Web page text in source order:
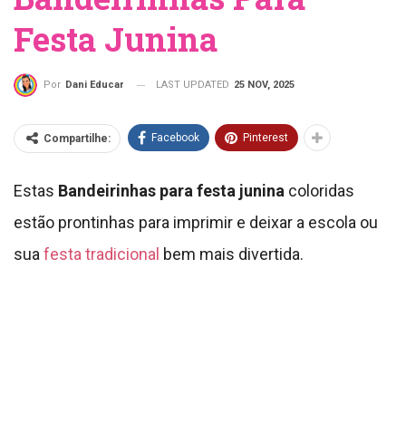
Festa Junina
Por Dani Educar LAST UPDATED 25 NOV, 2025
Compartilhe: Facebook Pinterest
Estas Bandeirinhas para festa junina coloridas
estão prontinhas para imprimir e deixar a escola ou
sua festa tradicional bem mais divertida.